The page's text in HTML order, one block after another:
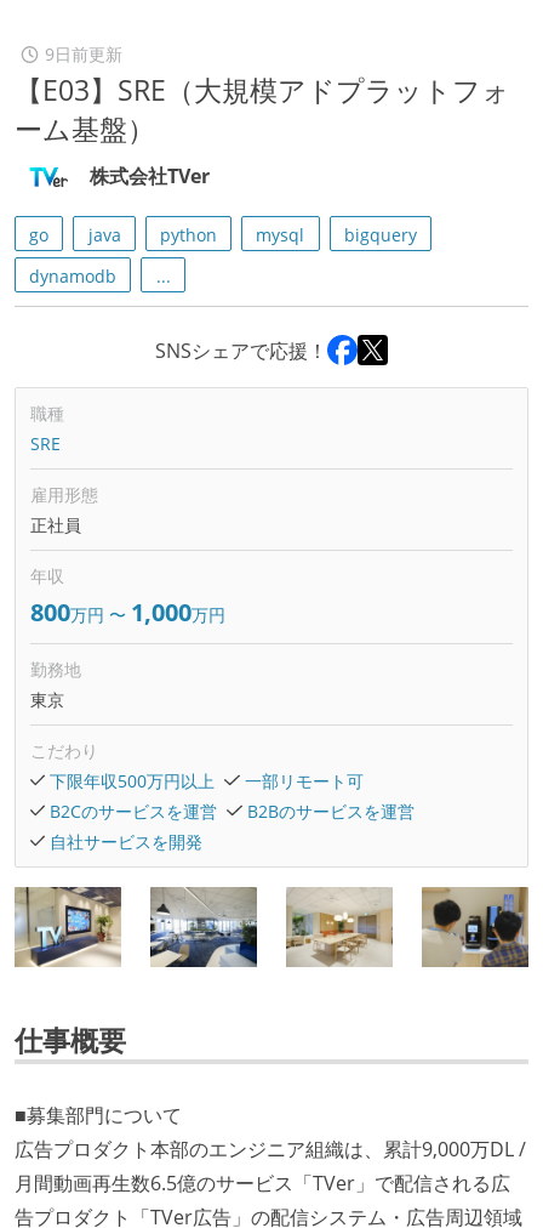
9日前更新
【E03】SRE（大規模アドプラットフォ
ーム基盤）
株式会社TVer
go java python mysql
bigquery
dynamodb
...
SNSシェアで応援！
職種
SRE
雇用形態
正社員
年収
800万円 〜 1,000万円
勤務地
東京
こだわり
下限年収500万円以上
一部リモート可
B2Cのサービスを運営
B2Bのサービスを運営
自社サービスを開発
仕事概要
■募集部門について
広告プロダクト本部のエンジニア組織は、累計9,000万DL /
月間動画再生数6.5億のサービス「TVer」で配信される広
告プロダクト「TVer広告」の配信システム・広告周辺領域